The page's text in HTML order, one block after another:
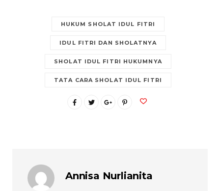
HUKUM SHOLAT IDUL FITRI
IDUL FITRI DAN SHOLATNYA
SHOLAT IDUL FITRI HUKUMNYA
TATA CARA SHOLAT IDUL FITRI
Annisa Nurlianita